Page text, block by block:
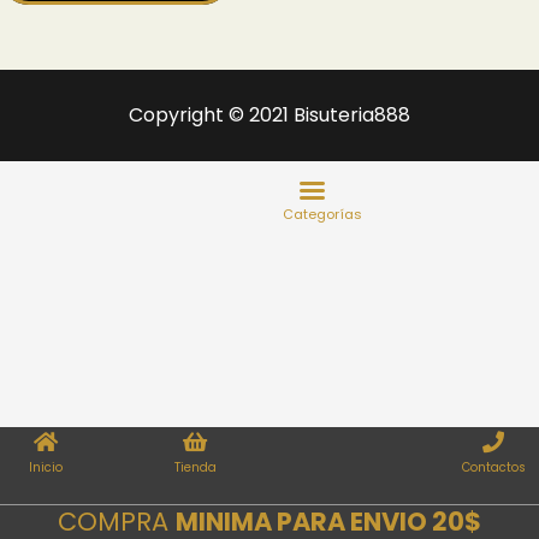
Copyright © 2021 Bisuteria888
Inicio Tienda Contactos
COMPRA MINIMA PARA ENVIO 20$